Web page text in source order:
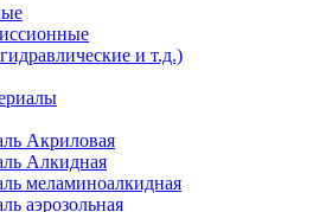
и т.д.)
Акриловая
Алкидная
меламиноалкидная
аэрозольная